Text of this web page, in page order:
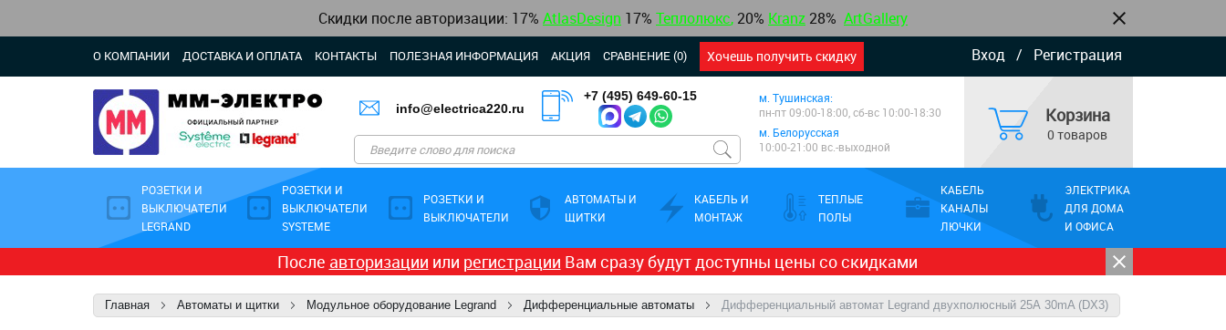
Скидки после авторизации: 17% AtlasDesign 17% Теплолюкс, 20% Kranz 28% ArtGallery
Вход / Регистрация
О КОМПАНИИ ДОСТАВКА И ОПЛАТА КОНТАКТЫ ПОЛЕЗНАЯ ИНФОРМАЦИЯ АКЦИЯ СРАВНЕНИЕ (0) Хочешь получить скидку
info@electrica220.ru
+7 (495) 649-60-15
м. Тушинская:
пн-пт 09:00-18:00, сб-вс 10:00-18:30
м. Белорусская
10:00-21:00 вс.-выходной
Корзина
0 товаров
РОЗЕТКИ И
ВЫКЛЮЧАТЕЛИ
LEGRAND
РОЗЕТКИ И
ВЫКЛЮЧАТЕЛИ
SYSTEME
РОЗЕТКИ И
ВЫКЛЮЧАТЕЛИ
АВТОМАТЫ И
ЩИТКИ
КАБЕЛЬ И
МОНТАЖ
ТЕПЛЫЕ
ПОЛЫ
КАБЕЛЬ
КАНАЛЫ
ЛЮЧКИ
ЭЛЕКТРИКА
ДЛЯ ДОМА
И ОФИСА
После авторизации или регистрации Вам сразу будут доступны цены со скидками
Главная Автоматы и щитки Модульное оборудование Legrand Дифференциальные автоматы Дифференциальный автомат Legrand двухполюсный 25А 30mA (DX3)